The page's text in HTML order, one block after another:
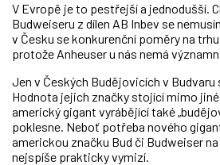
V Evropě je to pestřejší a jednodušší.
Budweiseru z dílen AB Inbev se
v Česku se konkurenční poměry na
protože Anheuser u nás nemá
Jen v Českých Budějovicích v Budvaru
Hodnota jejich značky stojící mimo
americký gigant vyrábějící také
poklesne. Neboť potřeba nového
americkou značku Bud či Budweiser
nejspíše prakticky vymizí.